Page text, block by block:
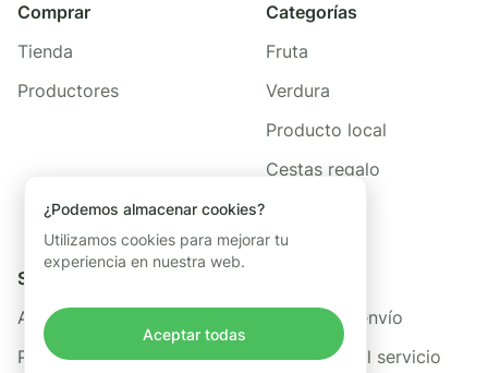
Comprar
Tienda
Productores
Categorías
Fruta
Verdura
Producto local
Cestas regalo
Sobre nosotros
Acerca de Freshis
Preguntas frecuentes
Política de envío
Términos del servicio
¿Podemos almacenar cookies?
Utilizamos cookies para mejorar tu
experiencia en nuestra web.
Aceptar todas